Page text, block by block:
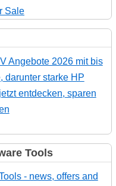
Angebote 2026 mit bis
darunter starke HP
entdecken, sparen
Tools
- news, offers and